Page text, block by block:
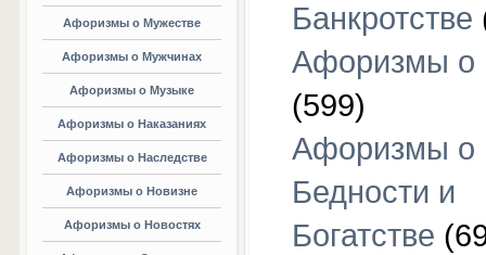
Афоризмы о Мужестве
Афоризмы о Мужчинах
Афоризмы о Музыке
Афоризмы о Наказаниях
Афоризмы о Наследстве
Афоризмы о Новизне
Афоризмы о Новостях
Банкротстве
Афоризмы о
(599)
Афоризмы о
Бедности и
Богатстве